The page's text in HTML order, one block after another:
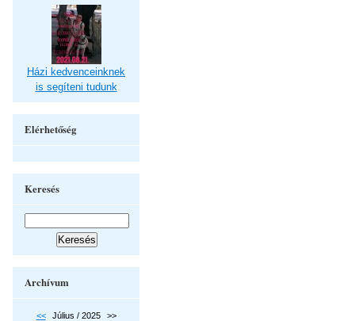
Házi kedvenceinknek
is segíteni tudunk
Elérhetőség
Keresés
Archívum
<< Július / 2025 >>